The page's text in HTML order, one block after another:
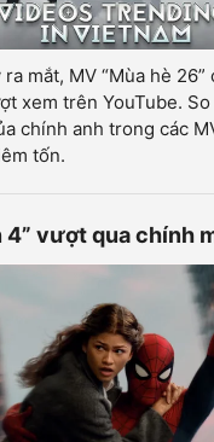
mắt, MV “Mùa hè
xem trên YouTube.
chính anh trong các
tốn.
4” vượt qua chính